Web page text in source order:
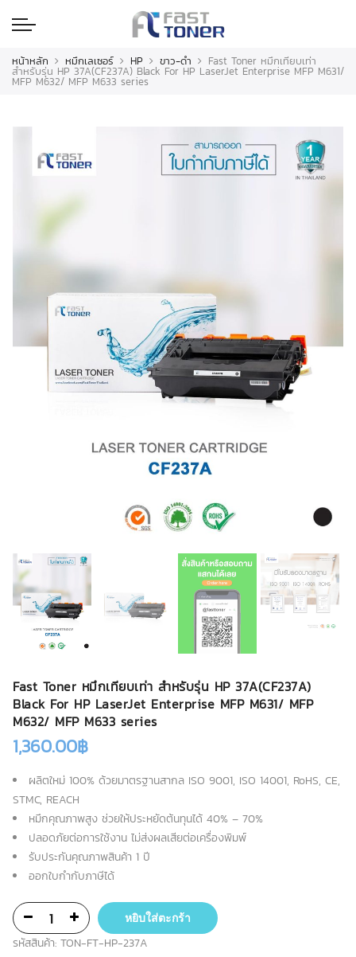
หน้าหลัก หมึกเลเซอร์ HP ขาว-ดำ Fast Toner หมึกเทียบเท่า
สำหรับรุ่น HP 37A(CF237A) Black For HP LaserJet Enterprise MFP M631/
MFP M632/ MFP M633 series
Fast Toner หมึกเทียบเท่า สำหรับรุ่น HP 37A(CF237A)
Black For HP LaserJet Enterprise MFP M631/ MFP
M632/ MFP M633 series
1,360.00฿
ผลิตใหม่ 100% ด้วยมาตรฐานสากล ISO 9001, ISO 14001, RoHS, CE,
STMC, REACH
หมึกคุณภาพสูง ช่วยให้ประหยัดต้นทุนได้ 40% – 70%
ปลอดภัยต่อการใช้งาน ไม่ส่งผลเสียต่อเครื่องพิมพ์
รับประกันคุณภาพสินค้า 1 ปี
ออกใบกำกับภาษีได้
หยิบใส่ตะกร้า
รหัสสินค้า: TON-FT-HP-237A